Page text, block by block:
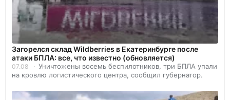
Загорелся склад Wildberries в Екатеринбурге после
атаки БПЛА: все, что известно (обновляется)
07.08
Уничтожены восемь беспилотников, три БПЛА упали
на кровлю логистического центра, сообщил губернатор.